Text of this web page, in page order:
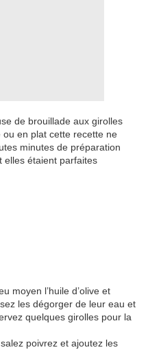
de brouillade aux girolles
en plat cette recette ne
minutes de préparation
elles étaient parfaites
moyen l’huile d’olive et
les dégorger de leur eau et
quelques girolles pour la
poivrez et ajoutez les